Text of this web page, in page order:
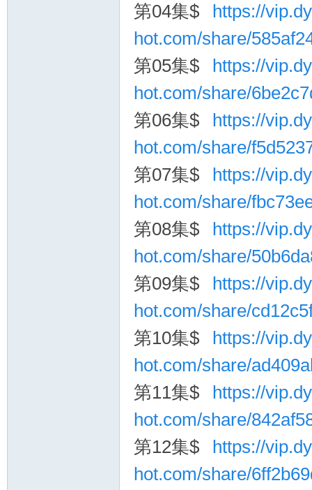
第04集$
https://
hot.com/share/
第05集$
https://
hot.com/share/
第06集$
https://
hot.com/share/
第07集$
https://
hot.com/share/
第08集$
https://
hot.com/share/
第09集$
https://
hot.com/share/
第10集$
https://
hot.com/share/
第11集$
https://
hot.com/share/
第12集$
https://
hot.com/share/